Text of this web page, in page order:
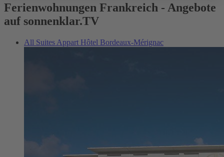
Ferienwohnungen Frankreich - Angebote
auf sonnenklar.TV
All Suites Appart Hôtel Bordeaux-Mérignac